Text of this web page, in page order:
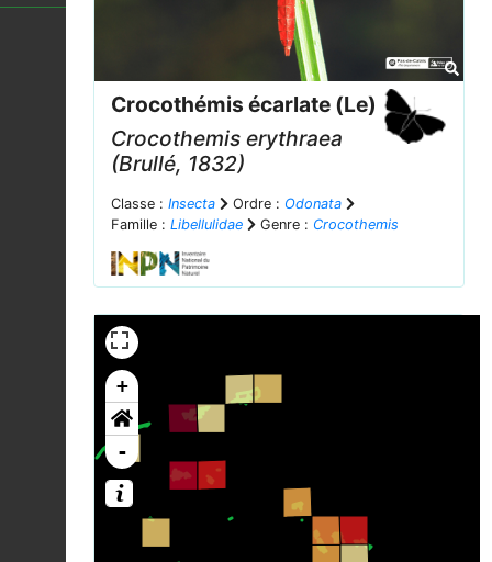
Crocothémis écarlate (Le)
Crocothemis erythraea
(Brullé, 1832)
Classe : Insecta Ordre : Odonata
Famille : Libellulidae Genre : Crocothemis
+
-